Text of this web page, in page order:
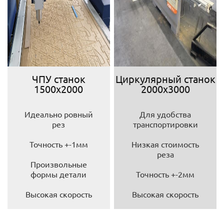
ЧПУ станок
1500х2000
Идеально ровный
рез
Точность +-1мм
Произвольные
формы детали
Высокая скорость
Циркулярный станок
2000х3000
Для удобства
транспортировки
Низкая стоимость
реза
Точность +-2мм
Высокая скорость